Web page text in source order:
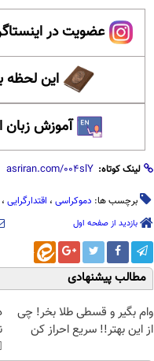
عضویت در
این لحظه
آموزش زبان
لینک کوتاه:
برچسب ها: دموکراسی ، اقتدارگرایی ،
بازدید از صفحه اول
مطالب پیشنهادی
وام بگیر و قسطی طلا بخر! چی
از این بهتر!! سریع احراز کن